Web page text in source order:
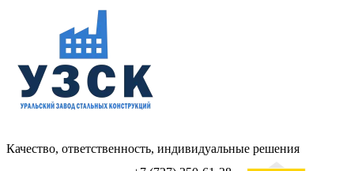
Качество, ответственность, индивидуальные решения